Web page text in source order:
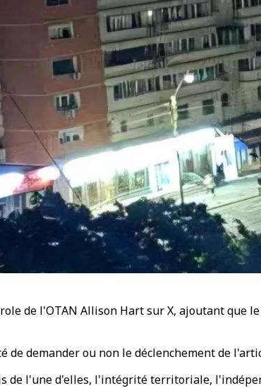
de l'OTAN Allison Hart sur X, ajoutant que
demander ou non le déclenchement de
de l'une d'elles, l'intégrité territoriale,